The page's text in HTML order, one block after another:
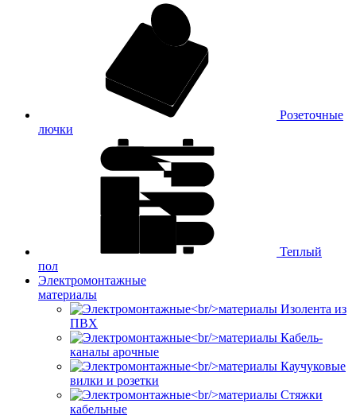
Розеточные
лючки
Теплый
пол
Электромонтажные
материалы
Изолента из
ПВХ
Кабель-
каналы арочные
Каучуковые
вилки и розетки
Стяжки
кабельные